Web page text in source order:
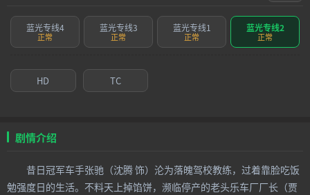
蓝光专线4
正常
蓝光专线3
正常
蓝光专线1
正常
蓝光专线2
正常
HD TC
剧情介绍
昔日冠军车手张驰（沈腾 饰）沦为落魄驾校教练，过着靠脸吃饭
勉强度日的生活。不料天上掉馅饼，濒临停产的老头乐车厂厂长（贾